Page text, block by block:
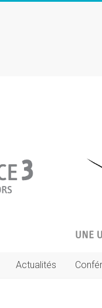
Actualités